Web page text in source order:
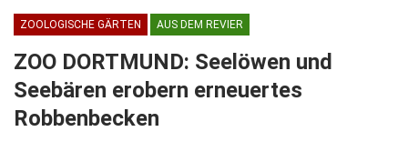
ZOOLOGISCHE GÄRTEN AUS DEM REVIER
ZOO DORTMUND: Seelöwen und
Seebären erobern erneuertes
Robbenbecken